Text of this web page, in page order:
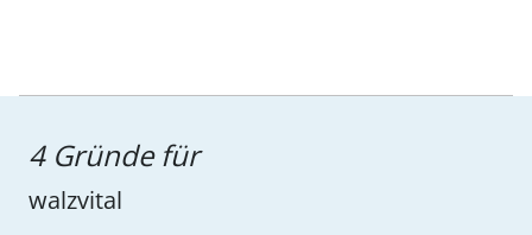
4 Gründe für
walzvital